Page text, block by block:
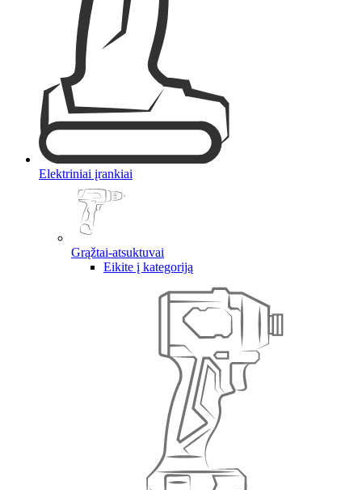
Elektriniai įrankiai
Grąžtai-atsuktuvai
Eikite į kategoriją